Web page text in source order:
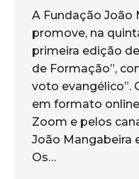
A Fundação João
promove, na
primeira edição
de Formação”,
voto evangélico”.
em formato
Zoom e pelos
João Mangabeira
Os…